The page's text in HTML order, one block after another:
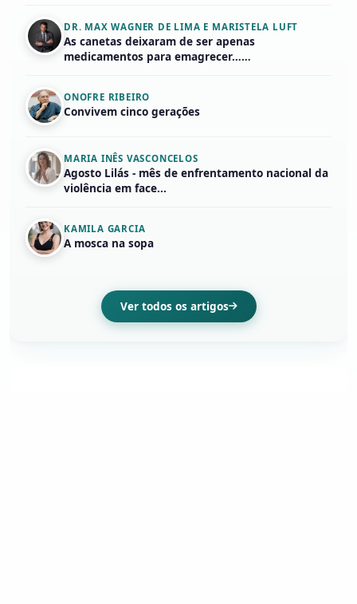
DR. MAX WAGNER DE LIMA E MARISTELA LUFT
As canetas deixaram de ser apenas
medicamentos para emagrecer……
ONOFRE RIBEIRO
Convivem cinco gerações
MARIA INÊS VASCONCELOS
Agosto Lilás - mês de enfrentamento nacional da
violência em face...
KAMILA GARCIA
A mosca na sopa
Ver todos os artigos